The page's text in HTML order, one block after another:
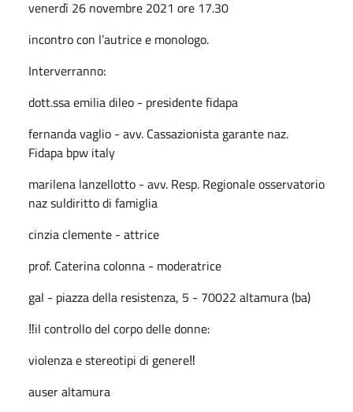
venerdì 26 novembre 2021 ore 17.30
incontro con l’autrice e monologo.
Interverranno:
dott.ssa emilia dileo - presidente fidapa
fernanda vaglio - avv. Cassazionista garante naz.
Fidapa bpw italy
marilena lanzellotto - avv. Resp. Regionale osservatorio
naz suldiritto di famiglia
cinzia clemente - attrice
prof. Caterina colonna - moderatrice
gal - piazza della resistenza, 5 - 70022 altamura (ba)
‼️il controllo del corpo delle donne:
violenza e stereotipi di genere‼️
auser altamura